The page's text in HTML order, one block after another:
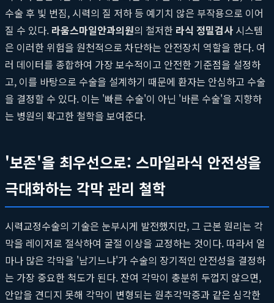
수술 후 빛 번짐, 시력의 질 저하 등 예기치 않은 부작용으로 이어
질 수 있다. 라움스마일안과의원의 철저한 라식 정밀검사 시스템
은 이러한 위험을 원천적으로 차단하는 안전장치 역할을 한다. 여
러 데이터를 종합하여 가장 보수적이고 안전한 기준점을 설정하
고, 이를 바탕으로 수술을 설계하기 때문에 환자는 안심하고 수술
을 결정할 수 있다. 이는 '빠른 수술'이 아닌 '바른 수술'을 지향하
는 병원의 확고한 철학을 보여준다.
'보존'을 최우선으로: 스마일라식 안전성을
극대화하는 각막 관리 철학
시력교정수술의 기술은 눈부시게 발전했지만, 그 근본 원리는 각
막을 레이저로 절삭하여 굴절 이상을 교정하는 것이다. 따라서 얼
마나 많은 각막을 '남기느냐'가 수술의 장기적인 안전성을 결정하
는 가장 중요한 척도가 된다. 잔여 각막이 충분히 두껍지 않으면,
안압을 견디지 못해 각막이 변형되는 원추각막증과 같은 심각한